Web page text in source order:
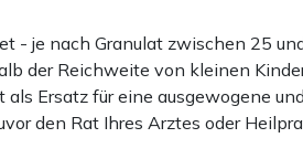
- je nach Granulat zwischen 25
der Reichweite von kleinen
Ersatz für eine ausgewogene
den Rat Ihres Arztes oder